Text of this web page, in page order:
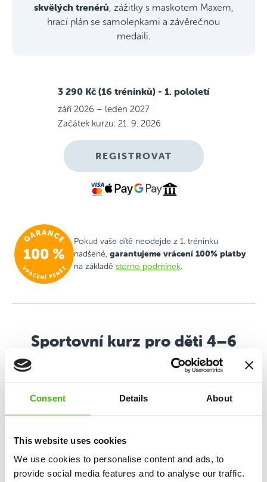
Consent Details About
This website uses cookies
We use cookies to personalise content and ads, to
provide social media features and to analyse our traffic.
skvělých trenérů , zážitky s maskotem Maxem,
hrací plán se samolepkami a závěrečnou
medaili.
3 290 Kč (16 tréninků) - 1. pololetí
září 2026 – leden 2027
Začátek kurzu: 21. 9. 2026
REGISTROVAT
Pokud vaše dítě neodejde z 1. tréninku
nadšené, garantujeme vrácení 100% platby
na základě storno podmínek.
Sportovní kurz pro děti 4–6
Všestranný sportovní program založený na mixu
atletiky, gymnastiky, pohybových her a budování
Rozvoj 12 klíčových dovedností